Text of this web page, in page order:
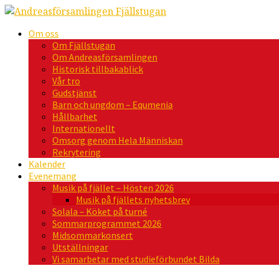
Om oss
Om Fjällstugan
Om Andreasförsamlingen
Historisk tillbakablick
Vår tro
Gudstjänst
Barn och ungdom – Equmenia
Hållbarhet
Internationellt
Omsorg genom Hela Människan
Rekrytering
Kalender
Evenemang
Musik på fjället – Hösten 2026
Musik på fjällets nyhetsbrev
Solala – Köket på turné
Sommarprogrammet 2026
Midsommarkonsert
Utställningar
Vi samarbetar med studieförbundet Bilda